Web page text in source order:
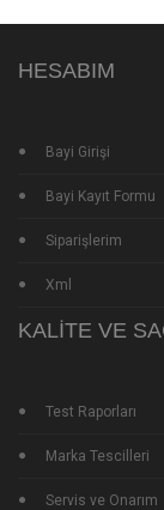
HESABIM
Bayi Girişi
Bayi Kayıt Formu
Siparişlerim
Xml
KALITE VE
Test Raporları
Marka Tescilleri
Servis ve Onarım